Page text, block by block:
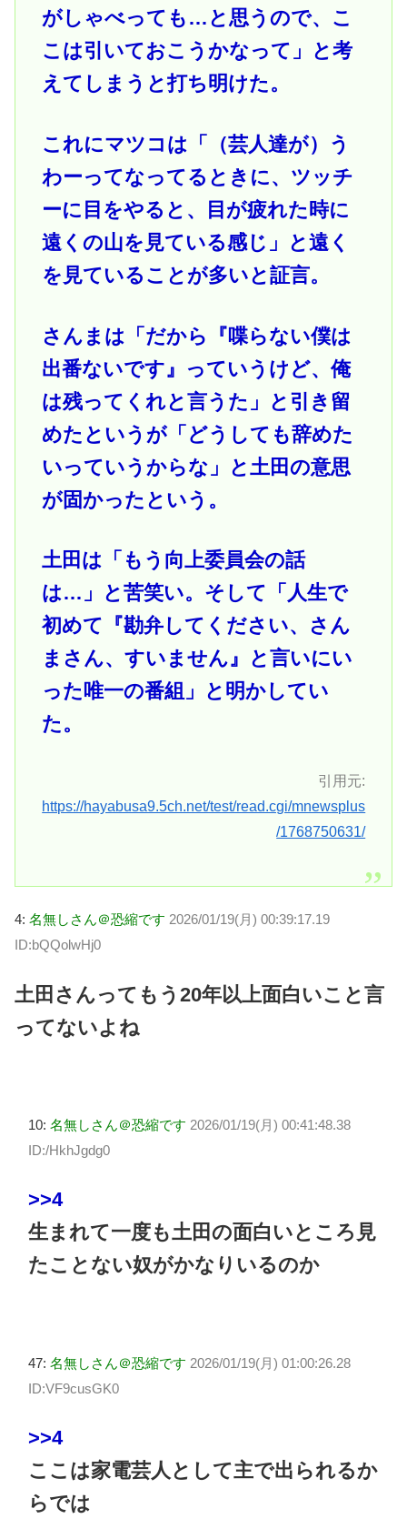
がしゃべっても…と思うので、こ
こは引いておこうかなって」と考
えてしまうと打ち明けた。
これにマツコは「（芸人達が）う
わーってなってるときに、ツッチ
ーに目をやると、目が疲れた時に
遠くの山を見ている感じ」と遠く
を見ていることが多いと証言。
さんまは「だから『喋らない僕は
出番ないです』っていうけど、俺
は残ってくれと言うた」と引き留
めたというが「どうしても辞めた
いっていうからな」と土田の意思
が固かったという。
土田は「もう向上委員会の話
は…」と苦笑い。そして「人生で
初めて『勘弁してください、さん
まさん、すいません』と言いにい
った唯一の番組」と明かしてい
た。
引用元:
https://hayabusa9.5ch.net/test/read.cgi/mnewsplus
/1768750631/
4: 名無しさん＠恐縮です 2026/01/19(月) 00:39:17.19
ID:bQQolwHj0
土田さんってもう20年以上面白いこと言
ってないよね
10: 名無しさん＠恐縮です 2026/01/19(月) 00:41:48.38
ID:/HkhJgdg0
>>4
生まれて一度も土田の面白いところ見
たことない奴がかなりいるのか
47: 名無しさん＠恐縮です 2026/01/19(月) 01:00:26.28
ID:VF9cusGK0
>>4
ここは家電芸人として主で出られるか
らでは